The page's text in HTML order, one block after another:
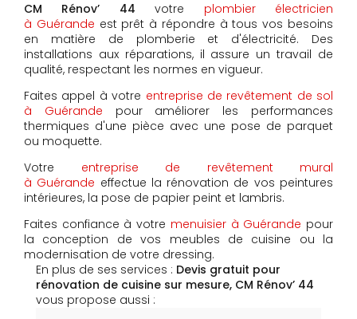
CM Rénov’ 44 votre plombier électricien
à Guérande est prêt à répondre à tous vos besoins
en matière de plomberie et d'électricité. Des
installations aux réparations, il assure un travail de
qualité, respectant les normes en vigueur.
Faites appel à votre entreprise de revêtement de sol
à Guérande pour améliorer les performances
thermiques d'une pièce avec une pose de parquet
ou moquette.
Votre entreprise de revêtement mural
à Guérande effectue la rénovation de vos peintures
intérieures, la pose de papier peint et lambris.
Faites confiance à votre menuisier à Guérande pour
la conception de vos meubles de cuisine ou la
modernisation de votre dressing.
En plus de ses services : Devis gratuit pour
rénovation de cuisine sur mesure, CM Rénov’ 44
vous propose aussi :